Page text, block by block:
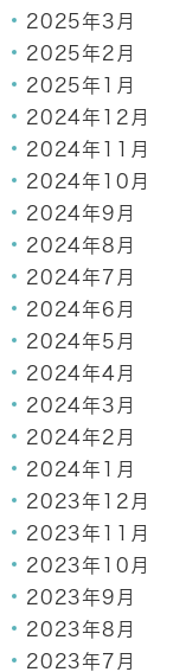
2025年3月
2025年2月
2025年1月
2024年12月
2024年11月
2024年10月
2024年9月
2024年8月
2024年7月
2024年6月
2024年5月
2024年4月
2024年3月
2024年2月
2024年1月
2023年12月
2023年11月
2023年10月
2023年9月
2023年8月
2023年7月